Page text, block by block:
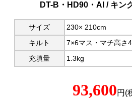
DT-B・HD90・AI / キン
サイズ
230× 210cm
キルト
7×6マス・マチ高さ
充填量
1.3kg
93,600円(